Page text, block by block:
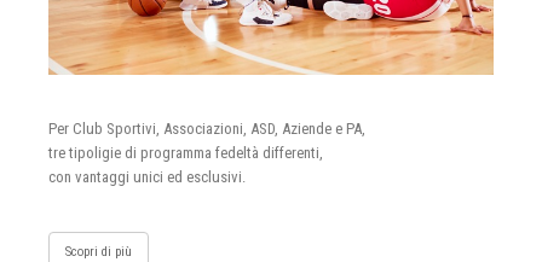
Per Club Sportivi, Associazioni, ASD, Aziende e PA,
tre tipoligie di programma fedeltà differenti,
con vantaggi unici ed esclusivi.
Scopri di più